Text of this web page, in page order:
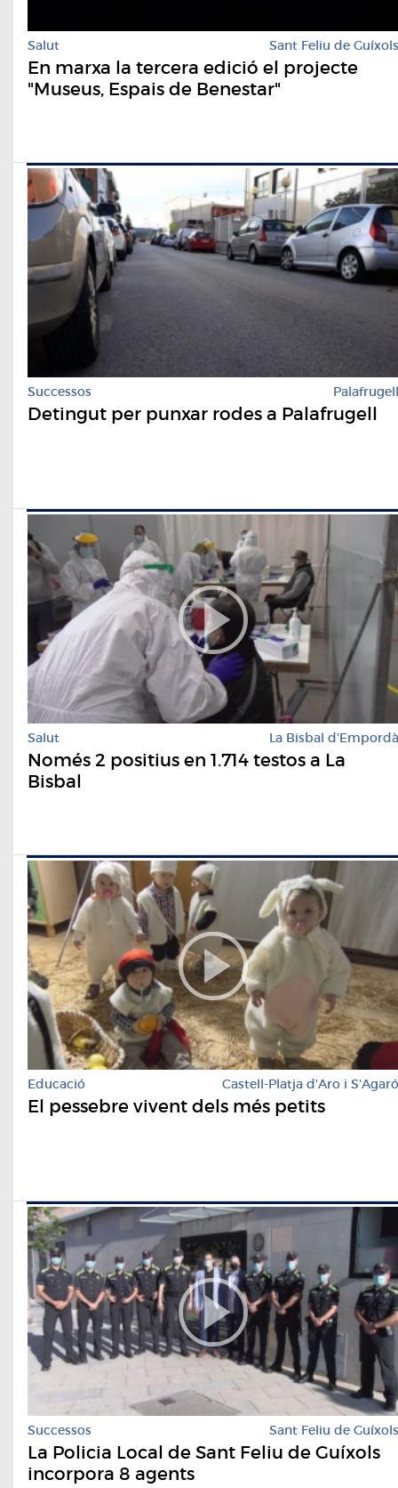
Salut Sant Feliu de Guíxols
En marxa la tercera edició el projecte
"Museus, Espais de Benestar"
Successos Palafrugell
Detingut per punxar rodes a Palafrugell
Salut La Bisbal d'Empordà
Només 2 positius en 1.714 testos a La
Bisbal
Educació Castell-Platja d'Aro i S'Agaró
El pessebre vivent dels més petits
Successos Sant Feliu de Guíxols
La Policia Local de Sant Feliu de Guíxols
incorpora 8 agents